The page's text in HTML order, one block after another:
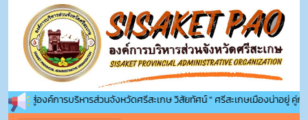
ข้าสู่องค์การบริหารส่วนจังหวัดศรีสะเกษ วิสัยทัศน์ " ศรีสะเกษเมืองน่าอยู่ คู่กา